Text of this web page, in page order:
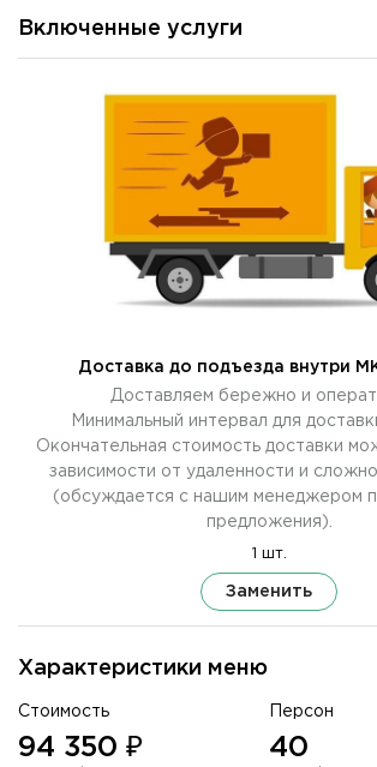
Характеристики меню
Стоимость
94 350 ₽
Персон
40
Включенные услуги
Доставка до подъезда внутри
Доставляем бережно и
Минимальный интервал для
Окончательная стоимость доставки
зависимости от удаленности и
(обсуждается с нашим менеджером
предложения).
1 шт.
Заменить